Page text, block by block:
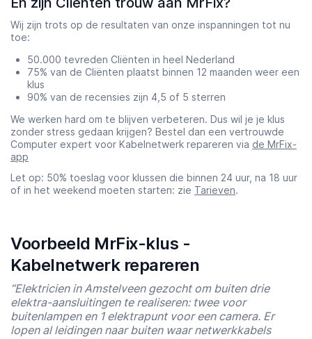
Wij zijn trots op de resultaten van onze inspanningen tot nu
toe:
50.000 tevreden Cliënten in heel Nederland
75% van de Cliënten plaatst binnen 12 maanden weer een
klus
90% van de recensies zijn 4,5 of 5 sterren
We werken hard om te blijven verbeteren. Dus wil je je klus
zonder stress gedaan krijgen? Bestel dan een vertrouwde
Computer expert voor Kabelnetwerk repareren via de MrFix-
app
Let op: 50% toeslag voor klussen die binnen 24 uur, na 18 uur
of in het weekend moeten starten: zie Tarieven.
Voorbeeld MrFix-klus -
Kabelnetwerk repareren
“Elektricien in Amstelveen gezocht om buiten drie
elektra-aansluitingen te realiseren: twee voor
buitenlampen en 1 elektrapunt voor een camera. Er
lopen al leidingen naar buiten waar netwerkkabels